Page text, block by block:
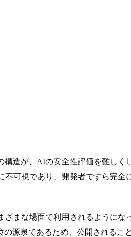
造が、AIの安全性評価を難しく
可視であり、開発者ですら完全
まな場面で利用されるようにな
源泉であるため、公開されるこ